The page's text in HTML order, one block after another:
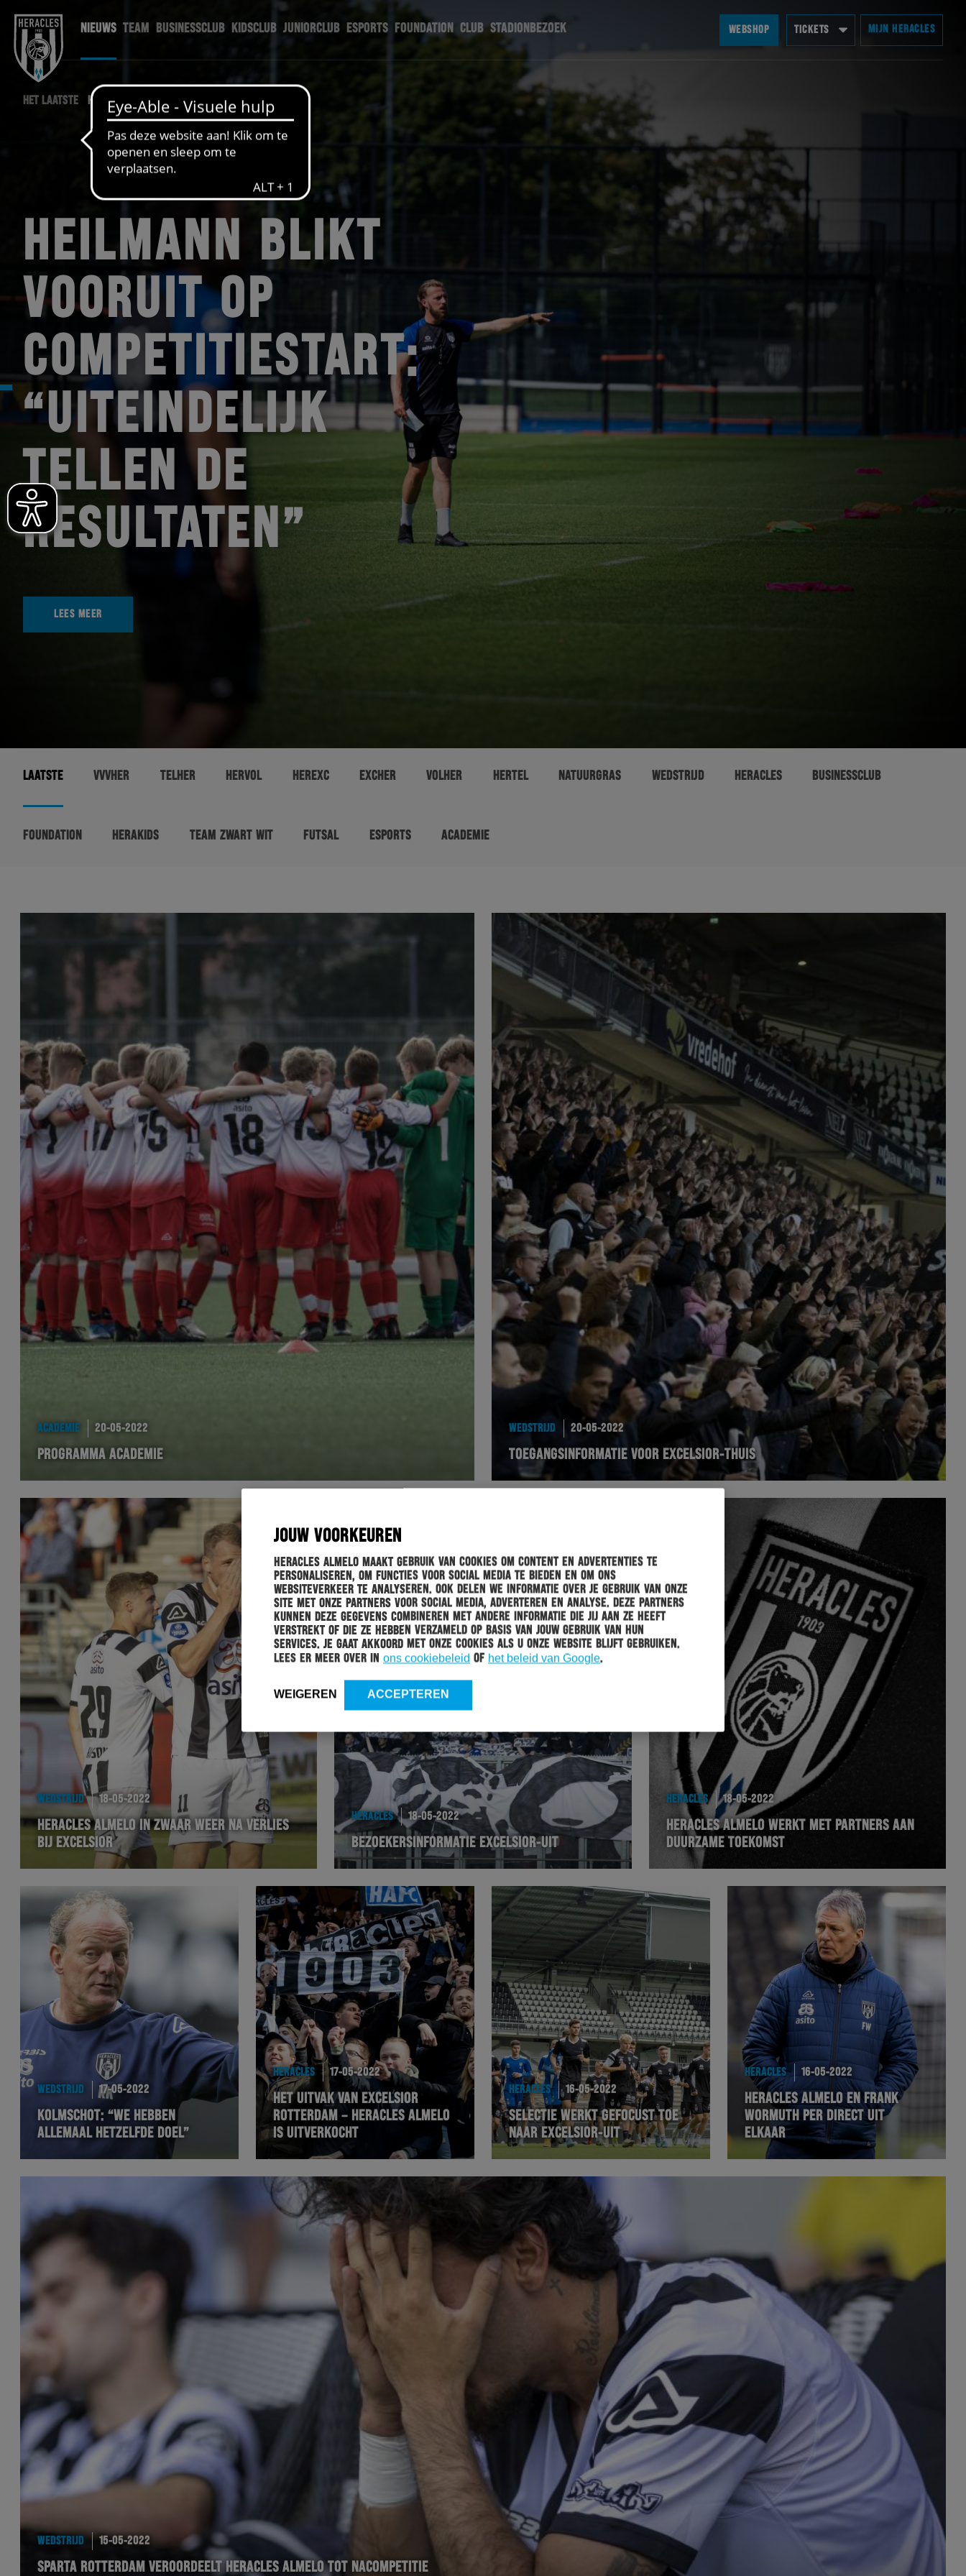
JOUW VOORKEUREN
Heracles Almelo maakt gebruik van cookies om content en advertenties te
personaliseren, om functies voor social media te bieden en om ons
websiteverkeer te analyseren. Ook delen we informatie over je gebruik van onze
site met onze partners voor social media, adverteren en analyse. Deze partners
kunnen deze gegevens combineren met andere informatie die jij aan ze heeft
verstrekt of die ze hebben verzameld op basis van jouw gebruik van hun
services. Je gaat akkoord met onze cookies als u onze website blijft gebruiken.
Lees er meer over in ons cookiebeleid of het beleid van Google.
WEIGEREN ACCEPTEREN
NIEUWS TEAM BUSINESSCLUB KIDSCLUB JUNIORCLUB ESPORTS FOUNDATION CLUB STADIONBEZOEK WEBSHOP TICKETS MIJN HERACLES
HET LAATSTE HERACLES NIEUWS
HEILMANN BLIKT
VOORUIT OP
COMPETITIESTART:
“UITEINDELIJK
TELLEN DE
RESULTATEN”
LEES MEER
LAATSTE VVVHER TELHER HERVOL HEREXC EXCHER VOLHER HERTEL NATUURGRAS WEDSTRIJD HERACLES BUSINESSCLUB
FOUNDATION HERAKIDS TEAM ZWART WIT FUTSAL ESPORTS ACADEMIE
ACADEMIE 20-05-2022
PROGRAMMA ACADEMIE
WEDSTRIJD 20-05-2022
TOEGANGSINFORMATIE VOOR EXCELSIOR-THUIS
WEDSTRIJD 18-05-2022
HERACLES ALMELO IN ZWAAR WEER NA VERLIES
BIJ EXCELSIOR
HERACLES 18-05-2022
BEZOEKERSINFORMATIE EXCELSIOR-UIT
HERACLES 18-05-2022
HERACLES ALMELO WERKT MET PARTNERS AAN
DUURZAME TOEKOMST
WEDSTRIJD 17-05-2022
KOLMSCHOT: “WE HEBBEN
ALLEMAAL HETZELFDE DOEL”
HERACLES 17-05-2022
HET UITVAK VAN EXCELSIOR
ROTTERDAM – HERACLES ALMELO
IS UITVERKOCHT
HERACLES 16-05-2022
SELECTIE WERKT GEFOCUST TOE
NAAR EXCELSIOR-UIT
HERACLES 16-05-2022
HERACLES ALMELO EN FRANK
WORMUTH PER DIRECT UIT
ELKAAR
WEDSTRIJD 15-05-2022
SPARTA ROTTERDAM VEROORDEELT HERACLES ALMELO TOT NACOMPETITIE